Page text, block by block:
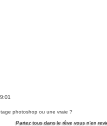
photoshop ou une vraie ?
Partez tous dans le rêve vous n’en